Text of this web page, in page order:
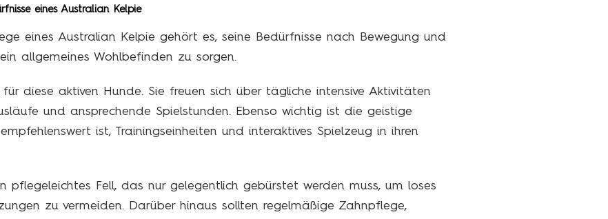
eines Australian Kelpie
eines Australian Kelpie gehört es, seine Bedürfnisse nach Bewegung und
allgemeines Wohlbefinden zu sorgen.
diese aktiven Hunde. Sie freuen sich über tägliche intensive Aktivitäten
und ansprechende Spielstunden. Ebenso wichtig ist die geistige
ist, Trainingseinheiten und interaktives Spielzeug in ihren
pflegeleichtes Fell, das nur gelegentlich gebürstet werden muss, um loses
zu vermeiden. Darüber hinaus sollten regelmäßige Zahnpflege,